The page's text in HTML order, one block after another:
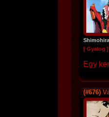
Shimohira
[ Gyalog ]
Egy
(#676)